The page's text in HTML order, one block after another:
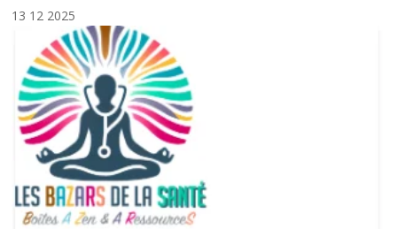
13 12 2025